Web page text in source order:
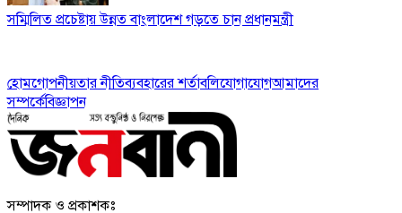
সম্মিলিত প্রচেষ্টায় উন্নত বাংলাদেশ গড়তে চান প্রধানমন্ত্রী
হোমগোপনীয়তার নীতিব্যবহারের শর্তাবলিযোগাযোগআমাদের
সম্পর্কেবিজ্ঞাপন
সম্পাদক ও প্রকাশকঃ